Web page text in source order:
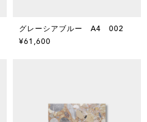
グレーシアブルー A4 002
¥61,600